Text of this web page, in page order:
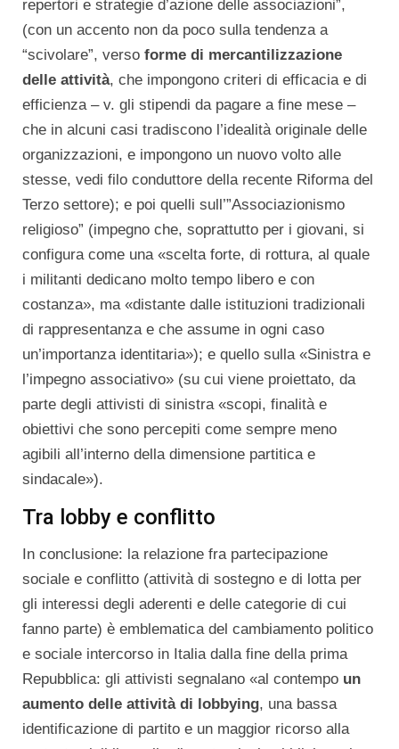
repertori e strategie d’azione delle associazioni”,
(con un accento non da poco sulla tendenza a
“scivolare”, verso forme di mercantilizzazione
delle attività, che impongono criteri di efficacia e di
efficienza – v. gli stipendi da pagare a fine mese –
che in alcuni casi tradiscono l’idealità originale delle
organizzazioni, e impongono un nuovo volto alle
stesse, vedi filo conduttore della recente Riforma del
Terzo settore); e poi quelli sull’”Associazionismo
religioso” (impegno che, soprattutto per i giovani, si
configura come una «scelta forte, di rottura, al quale
i militanti dedicano molto tempo libero e con
costanza», ma «distante dalle istituzioni tradizionali
di rappresentanza e che assume in ogni caso
un’importanza identitaria»); e quello sulla «Sinistra e
l’impegno associativo» (su cui viene proiettato, da
parte degli attivisti di sinistra «scopi, finalità e
obiettivi che sono percepiti come sempre meno
agibili all’interno della dimensione partitica e
sindacale»).
Tra lobby e conflitto
In conclusione: la relazione fra partecipazione
sociale e conflitto (attività di sostegno e di lotta per
gli interessi degli aderenti e delle categorie di cui
fanno parte) è emblematica del cambiamento politico
e sociale intercorso in Italia dalla fine della prima
Repubblica: gli attivisti segnalano «al contempo un
aumento delle attività di lobbying, una bassa
identificazione di partito e un maggior ricorso alla